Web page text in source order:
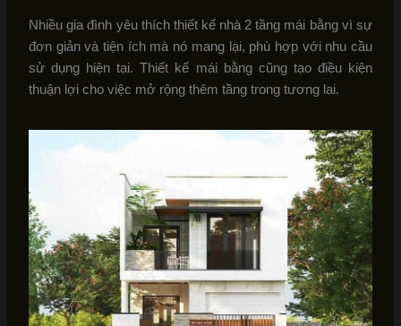
Nhiều gia đình yêu thích thiết kế nhà 2 tầng mái bằng vì sự
đơn giản và tiện ích mà nó mang lại, phù hợp với nhu cầu
sử dụng hiện tại. Thiết kế mái bằng cũng tạo điều kiện
thuận lợi cho việc mở rộng thêm tầng trong tương lai.